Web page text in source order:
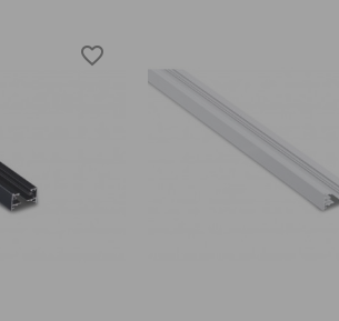
favorite_border